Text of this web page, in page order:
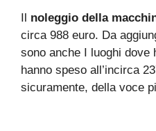
Il noleggio della
circa 988 euro. Da
sono anche I luoghi dove
hanno speso all’incirca
sicuramente, della voce